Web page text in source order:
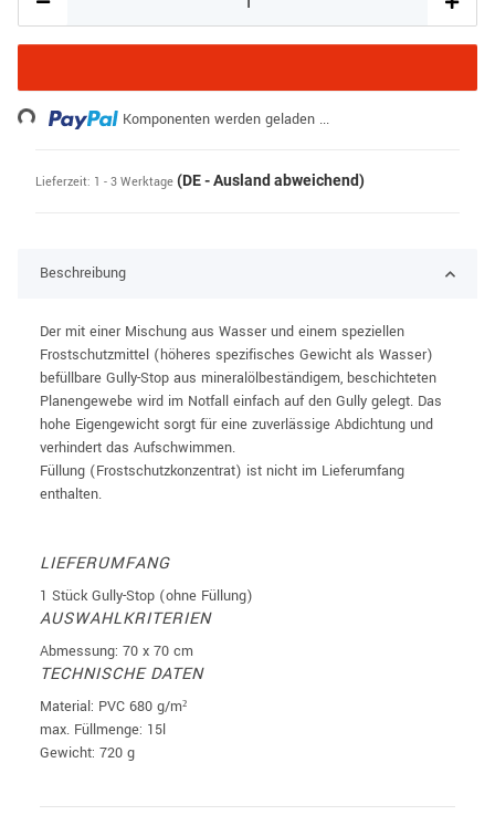
Komponenten werden geladen ...
Lieferzeit: 1 - 3 Werktage (DE - Ausland abweichend)
Beschreibung
Der mit einer Mischung aus Wasser und einem speziellen
Frostschutzmittel (höheres spezifisches Gewicht als Wasser)
befüllbare Gully-Stop aus mineralölbeständigem, beschichteten
Planengewebe wird im Notfall einfach auf den Gully gelegt. Das
hohe Eigengewicht sorgt für eine zuverlässige Abdichtung und
verhindert das Aufschwimmen.
Füllung (Frostschutzkonzentrat) ist nicht im Lieferumfang
enthalten.
LIEFERUMFANG
1 Stück Gully-Stop (ohne Füllung)
AUSWAHLKRITERIEN
Abmessung: 70 x 70 cm
TECHNISCHE DATEN
Material: PVC 680 g/m²
max. Füllmenge: 15l
Gewicht: 720 g